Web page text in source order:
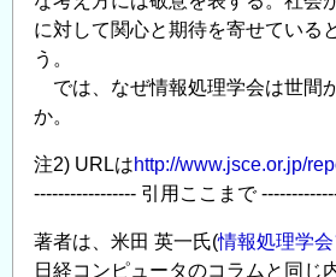
ご
案
内
の
に対して関心と期待を寄せている
う。
では、なぜ情報処理学会は世間
か。
注2) URLはhttp://www.jsce.or.jp/
----------------- 引用ここまで
著者は、米田 英一氏(情報処理学
日経コンピュータのコラムと同じ